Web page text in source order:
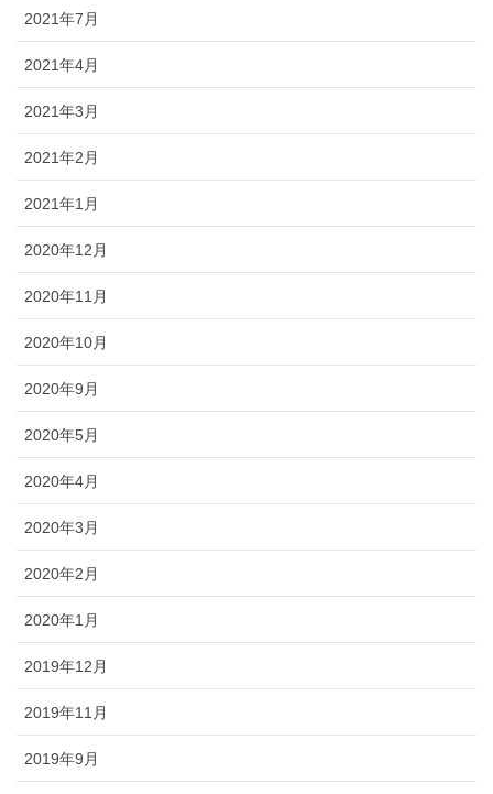
2021年7月
2021年4月
2021年3月
2021年2月
2021年1月
2020年12月
2020年11月
2020年10月
2020年9月
2020年5月
2020年4月
2020年3月
2020年2月
2020年1月
2019年12月
2019年11月
2019年9月